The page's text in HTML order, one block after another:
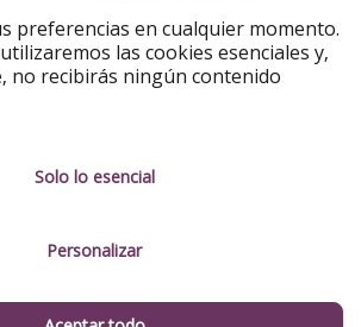
Group
Información legal
Gestionar servicios
preferencias en cualquier momento.
las cookies esenciales y,
no recibirás ningún contenido
Solo lo esencial
Personalizar